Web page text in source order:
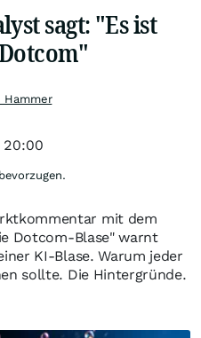
sagt: "Es ist
mit dem
Dotcom-Blase" warnt
KI-Blase. Warum jeder
sollte. Die Hintergründe.
Hammer